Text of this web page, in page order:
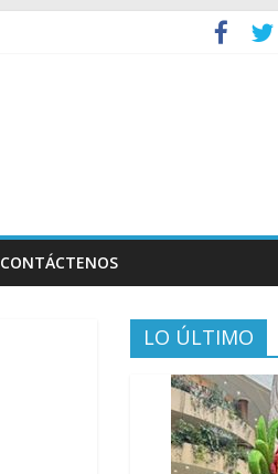
CONTÁCTENOS
LO ÚLTIMO